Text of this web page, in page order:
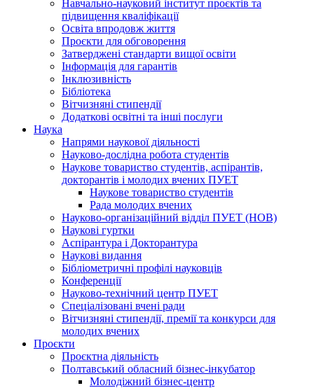
Навчально-науковий інститут проєктів та
підвищення кваліфікації
Освіта впродовж життя
Проєкти для обговорення
Затверджені стандарти вищої освіти
Інформація для гарантів
Інклюзивність
Бібліотека
Вітчизняні стипендії
Додаткові освітні та інші послуги
Наука
Напрями наукової діяльності
Науково-дослідна робота студентів
Наукове товариство студентів, аспірантів,
докторантів і молодих вчених ПУЕТ
Наукове товариство студентів
Рада молодих вчених
Науково-організаційний відділ ПУЕТ (НОВ)
Наукові гуртки
Аспірантура і Докторантура
Наукові видання
Бібліометричні профілі науковців
Конференції
Науково-технічний центр ПУЕТ
Спеціалізовані вчені ради
Вітчизняні стипендії, премії та конкурси для
молодих вчених
Проєкти
Проєктна діяльність
Полтавський обласний бізнес-інкубатор
Молодіжний бізнес-центр